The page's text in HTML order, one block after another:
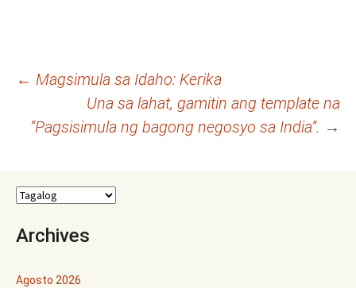
Post
navigation
← Magsimula sa Idaho: Kerika
Una sa lahat, gamitin ang template na
“Pagsisimula ng bagong negosyo sa India”. →
Archives
Agosto 2026